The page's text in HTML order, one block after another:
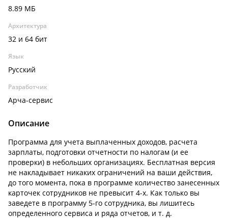
8.89 МБ
Архитектура
32 и 64 бит
Язык
Русский
Разработчик
Арча-сервис
Описание
Программа для учета выплаченных доходов, расчета
зарплаты, подготовки отчетности по налогам (и ее
проверки) в небольших организациях. Бесплатная версия
не накладывает никаких ограничений на ваши действия,
до того момента, пока в программе количество занесенных
карточек сотрудников не превысит 4-х. Как только вы
заведете в программу 5-го сотрудника, вы лишитесь
определенного сервиса и ряда отчетов, и т. д.